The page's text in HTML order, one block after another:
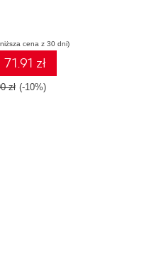
cena z 30 dni)
71.91 zł
zł (-10%)